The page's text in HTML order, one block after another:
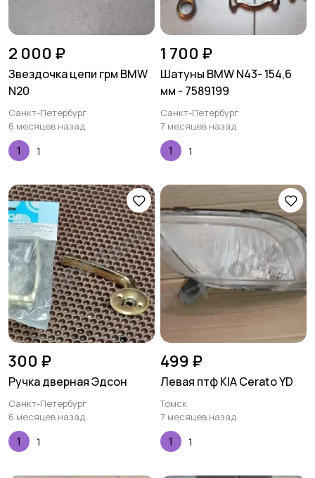
2 000 ₽
Звездочка цепи грм BMW
N20
Санкт-Петербург
6 месяцев назад
1
1 700 ₽
Шатуны BMW N43- 154,6
мм - 7589199
Санкт-Петербург
7 месяцев назад
1
300 ₽
Ручка дверная Эдсон
Санкт-Петербург
6 месяцев назад
1
499 ₽
Левая птф KIA Cerato YD
Томск
7 месяцев назад
1